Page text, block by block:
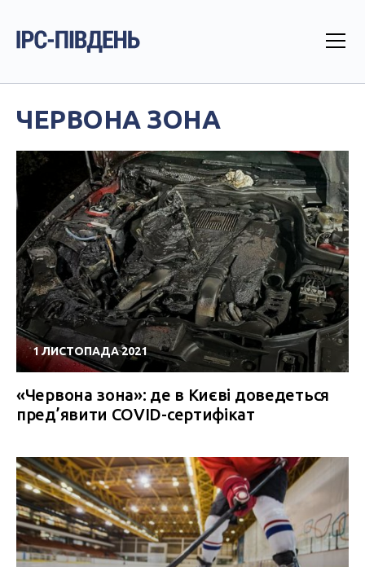
ЧЕРВОНА ЗОНА
1 ЛИСТОПАДА 2021
«Червона зона»: де в Києві доведеться
пред’явити COVID-сертифікат